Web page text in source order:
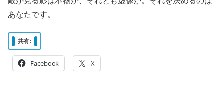
あなたです。
共有:
Facebook X